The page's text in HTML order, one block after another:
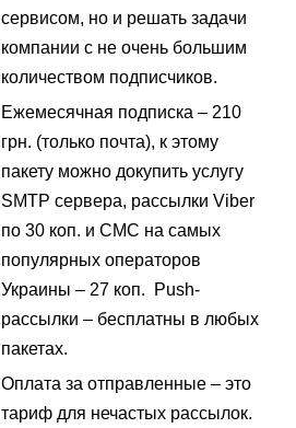
сервисом, но и решать задачи
компании с не очень большим
количеством подписчиков.
Ежемесячная подписка – 210
грн. (только почта), к этому
пакету можно докупить услугу
SMTP сервера, рассылки Viber
по 30 коп. и СМС на самых
популярных операторов
Украины – 27 коп. Push-
рассылки – бесплатны в любых
пакетах.
Оплата за отправленные – это
тариф для нечастых рассылок.